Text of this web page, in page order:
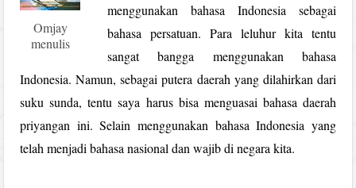
Omjay
menulis
menggunakan bahasa Indonesia sebagai
bahasa persatuan. Para leluhur kita tentu
sangat bangga menggunakan bahasa
Indonesia. Namun, sebagai putera daerah yang dilahirkan dari
suku sunda, tentu saya harus bisa menguasai bahasa daerah
priyangan ini. Selain menggunakan bahasa Indonesia yang
telah menjadi bahasa nasional dan wajib di negara kita.